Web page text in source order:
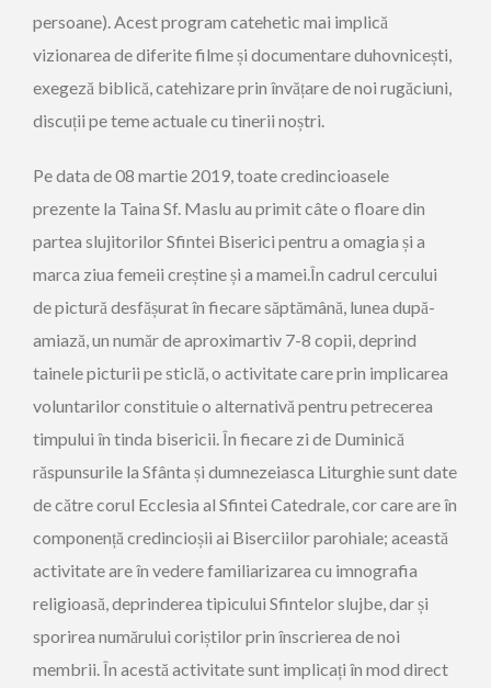
persoane). Acest program catehetic mai implică
vizionarea de diferite filme și documentare duhovnicești,
exegeză biblică, catehizare prin învățare de noi rugăciuni,
discuții pe teme actuale cu tinerii noștri.
Pe data de 08 martie 2019, toate credincioasele
prezente la Taina Sf. Maslu au primit câte o floare din
partea slujitorilor Sfintei Biserici pentru a omagia și a
marca ziua femeii creștine și a mamei.În cadrul cercului
de pictură desfășurat în fiecare săptămână, lunea după-
amiază, un număr de aproximartiv 7-8 copii, deprind
tainele picturii pe sticlă, o activitate care prin implicarea
voluntarilor constituie o alternativă pentru petrecerea
timpului în tinda bisericii. În fiecare zi de Duminică
răspunsurile la Sfânta și dumnezeiasca Liturghie sunt date
de către corul Ecclesia al Sfintei Catedrale, cor care are în
componență credincioșii ai Biserciilor parohiale; această
activitate are în vedere familiarizarea cu imnografia
religioasă, deprinderea tipicului Sfintelor slujbe, dar și
sporirea numărului coriștilor prin înscrierea de noi
membrii. În acestă activitate sunt implicați în mod direct